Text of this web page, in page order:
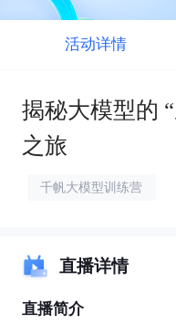
活动详情
揭秘大模型的
之旅
千帆大模型训练营
直播详情
直播简介